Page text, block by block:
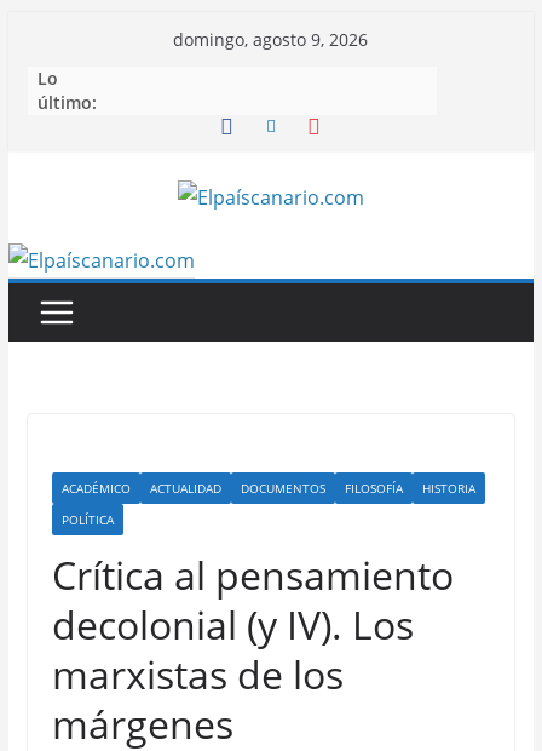
contenido
domingo, agosto 9, 2026
Lo
último:
ACADÉMICO ACTUALIDAD DOCUMENTOS FILOSOFÍA
HISTORIA
POLÍTICA
Crítica al pensamiento
decolonial (y IV). Los
marxistas de los
márgenes